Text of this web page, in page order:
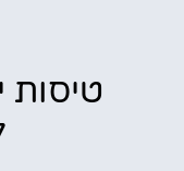
טיסות